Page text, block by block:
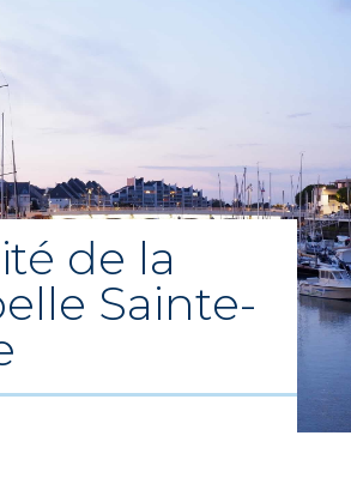
de la
Sainte-